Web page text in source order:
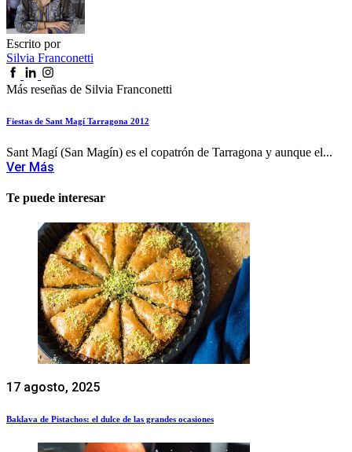
Escrito por
Silvia Franconetti
Más reseñas de Silvia Franconetti
Fiestas de Sant Magí Tarragona 2012
Sant Magí (San Magín) es el copatrón de Tarragona y aunque el...
Ver Más
Te puede interesar
17 agosto, 2025
Baklava de Pistachos: el dulce de las grandes ocasiones